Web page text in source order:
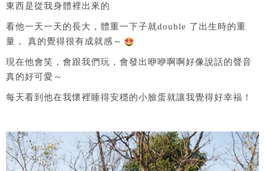
東西是從我身體裡出來的
看他一天一天的長大，體重一下子就double 了出生時的重
量， 真的覺得很有成就感～
現在他會笑，會跟我們玩，會發出咿咿啊啊好像說話的聲音
真的好可愛～
每天看到他在我懷裡睡得安穩的小臉蛋就讓我覺得好幸福！